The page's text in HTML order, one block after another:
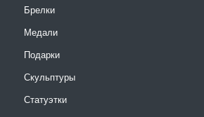
Брелки
Медали
Подарки
Скульптуры
Статуэтки